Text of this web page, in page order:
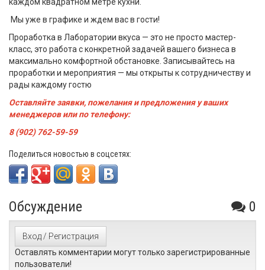
Мы уже в графике и ждем вас в гости!
Проработка в Лаборатории вкуса — это не просто мастер-
класс, это работа с конкретной задачей вашего бизнеса в
максимально комфортной обстановке. Записывайтесь на
проработки и мероприятия — мы открыты к сотрудничеству и
рады каждому гостю
Оставляйте заявки, пожелания и предложения у ваших
менеджеров или по телефону:
8 (902) 762-59-59
Поделиться новостью в соцсетях:
Обсуждение 0
Вход / Регистрация
Оставлять комментарии могут только зарегистрированные
пользователи!